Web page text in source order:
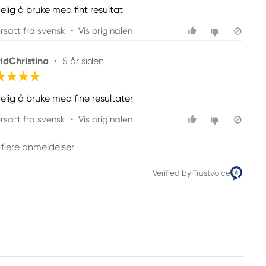
fra svensk • Vis originalen
• 5 år siden
å bruke med fine resultater
fra svensk • Vis originalen
flere anmeldelser
Verified by Trustvoice